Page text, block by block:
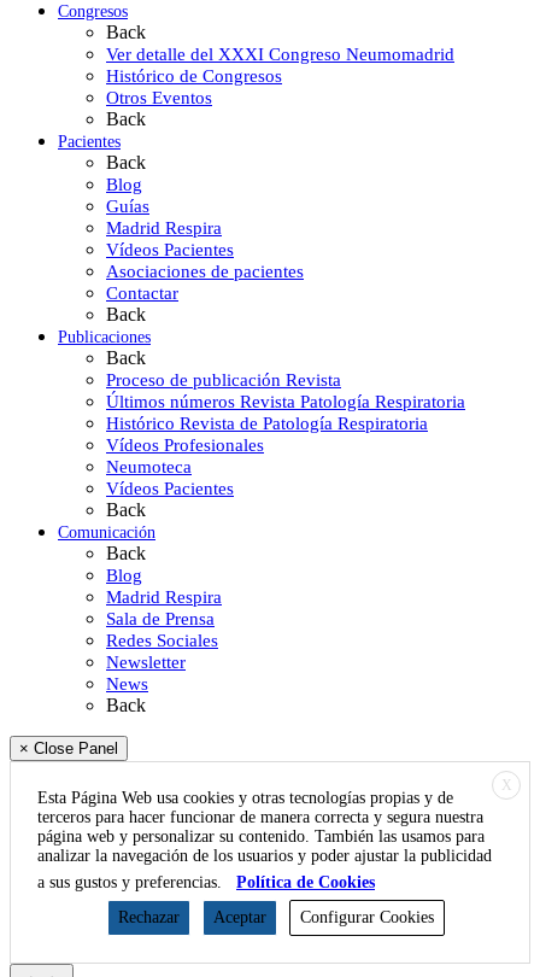
Congresos
Back
Ver detalle del XXXI Congreso Neumomadrid
Histórico de Congresos
Otros Eventos
Back
Pacientes
Back
Blog
Guías
Madrid Respira
Vídeos Pacientes
Asociaciones de pacientes
Contactar
Back
Publicaciones
Back
Proceso de publicación Revista
Últimos números Revista Patología Respiratoria
Histórico Revista de Patología Respiratoria
Vídeos Profesionales
Neumoteca
Vídeos Pacientes
Back
Comunicación
Back
Blog
Madrid Respira
Sala de Prensa
Redes Sociales
Newsletter
News
Back
× Close Panel
X
Esta Página Web usa cookies y otras tecnologías propias y de
terceros para hacer funcionar de manera correcta y segura nuestra
página web y personalizar su contenido. También las usamos para
analizar la navegación de los usuarios y poder ajustar la publicidad
a sus gustos y preferencias.
Política de Cookies
Rechazar
Aceptar Configurar Cookies